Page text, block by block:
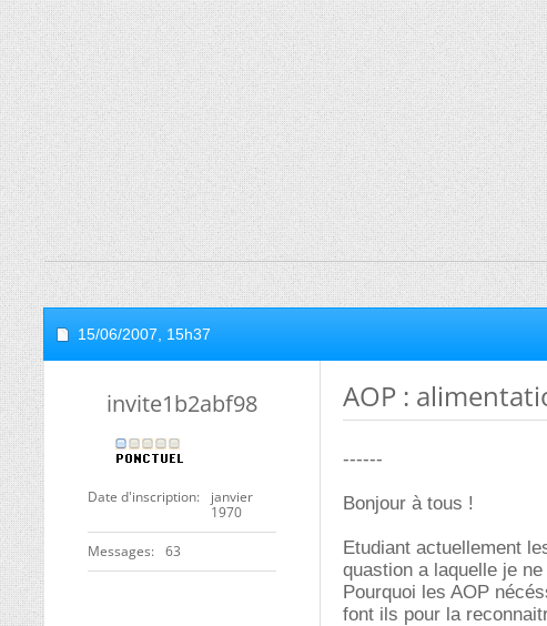
15/06/2007, 15h37
invite1b2abf98
Date d'inscription
janvier
1970
Messages 63
AOP :
------
Bonjour à tous !
Etudiant actuellement
quastion a laquelle je
Pourquoi les AOP
font ils pour la